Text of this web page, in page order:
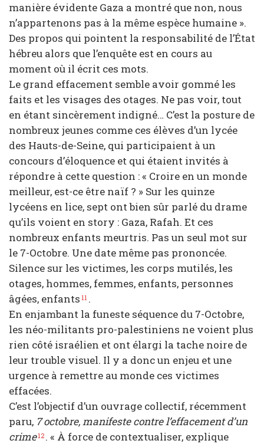
manière évidente Gaza a montré que non, nous
n’appartenons pas à la même espèce humaine ».
Des propos qui pointent la responsabilité de l’État
hébreu alors que l’enquête est en cours au
moment où il écrit ces mots.
Le grand effacement semble avoir gommé les
faits et les visages des otages. Ne pas voir, tout
en étant sincèrement indigné… C’est la posture de
nombreux jeunes comme ces élèves d’un lycée
des Hauts-de-Seine, qui participaient à un
concours d’éloquence et qui étaient invités à
répondre à cette question : « Croire en un monde
meilleur, est-ce être naïf ? » Sur les quinze
lycéens en lice, sept ont bien sûr parlé du drame
qu’ils voient en story : Gaza, Rafah. Et ces
nombreux enfants meurtris. Pas un seul mot sur
le 7-Octobre. Une date même pas prononcée.
Silence sur les victimes, les corps mutilés, les
otages, hommes, femmes, enfants, personnes
âgées, enfants 11 .
En enjambant la funeste séquence du 7-Octobre,
les néo-militants pro-palestiniens ne voient plus
rien côté israélien et ont élargi la tache noire de
leur trouble visuel. Il y a donc un enjeu et une
urgence à remettre au monde ces victimes
effacées.
C’est l’objectif d’un ouvrage collectif, récemment
paru, 7 octobre, manifeste contre l’effacement d’un
crime12 . « À force de contextualiser, explique